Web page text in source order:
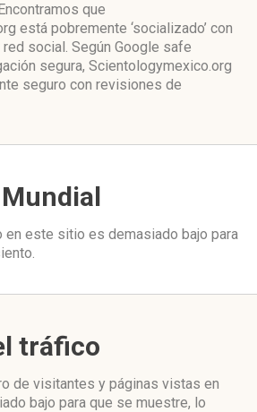
que
está pobremente ‘socializado’ con
social. Según Google safe
segura, Scientologymexico.org
seguro con revisiones de
en este sitio es demasiado bajo para
tráfico
de visitantes y páginas vistas en
bajo para que se muestre, lo